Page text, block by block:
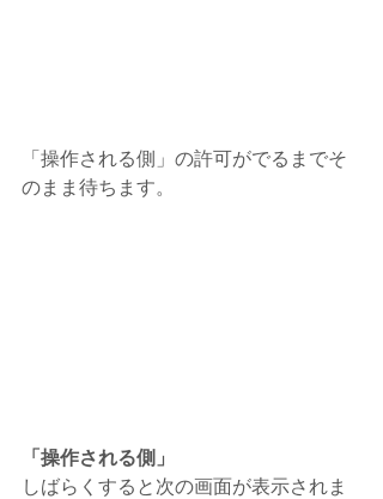
「操作される側」の許可がでるまでそ
のまま待ちます。
「操作される側」
しばらくすると次の画面が表示されま